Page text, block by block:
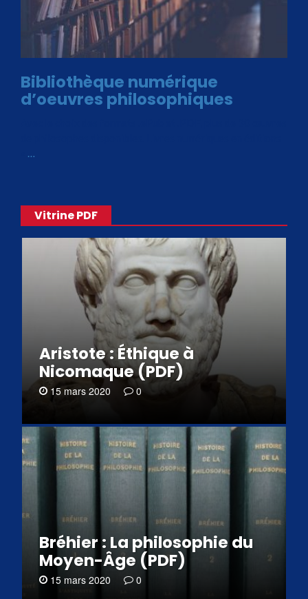
Bibliothèque numérique
d’oeuvres philosophiques
…
Vitrine PDF
Aristote : Éthique à
Nicomaque (PDF)
15 mars 2020 0
Bréhier : La philosophie du
Moyen-Âge (PDF)
15 mars 2020 0